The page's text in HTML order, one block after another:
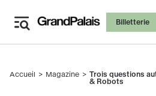
contenu
Billetterie
Fil
Accueil Magazine
Trois questions
& Robots